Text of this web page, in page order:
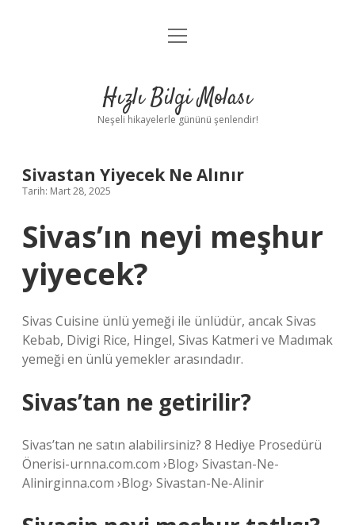
Anasayfa
Yasal Uyarı
menüyü
Hızlı Bilgi Molası
Neşeli hikayelerle gününü şenlendir!
Sivastan Yiyecek Ne Alınır
Tarih: Mart 28, 2025
Sivas’ın neyi meşhur
yiyecek?
Sivas Cuisine ünlü yemeği ile ünlüdür, ancak Sivas
Kebab, Divigi Rice, Hingel, Sivas Katmeri ve Madımak
yemeği en ünlü yemekler arasındadır.
Sivas’tan ne getirilir?
Sivas’tan ne satın alabilirsiniz? 8 Hediye Prosedürü
Önerisi-urnna.com.com ›Blog› Sivastan-Ne-
Alinirginna.com ›Blog› Sivastan-Ne-Alinir